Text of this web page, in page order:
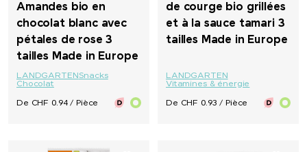
Amandes bio en
chocolat blanc avec
pétales de rose 3
tailles Made in Europe
LANDGARTENSnacks
Chocolat
De CHF 0.94 / Pièce
de courge bio grillées
et à la sauce tamari 3
tailles Made in Europe
LANDGARTEN
Vitamines & énergie
De CHF 0.93 / Pièce